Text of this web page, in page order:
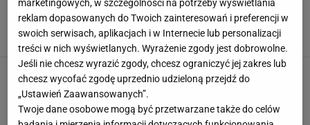
wyprzedaje trwałe modele jeansów w świetnych
cenach
Julia Goljan,21 LIPCA 2026, 14:36
Ten krój spodni jest niezwykle korzystny dla
sylwetki. Nogi do nieba i talia osy
Eryka Kawalec,16 CZERWCA 2026, 09:14
marketingowych, w szczególności na potrzeby wyświetlania
reklam dopasowanych do Twoich zainteresowań i preferencji w
swoich serwisach, aplikacjach i w Internecie lub personalizacji
treści w nich wyświetlanych. Wyrażenie zgody jest dobrowolne.
Jeśli nie chcesz wyrazić zgody, chcesz ograniczyć jej zakres lub
chcesz wycofać zgodę uprzednio udzieloną przejdź do
„Ustawień Zaawansowanych”.
Twoje dane osobowe mogą być przetwarzane także do celów